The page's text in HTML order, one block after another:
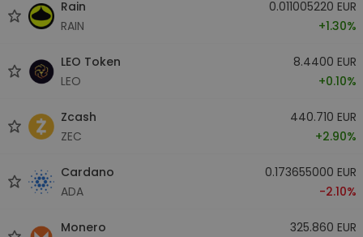
Rain
RAIN
0.011005220 EUR
+1.30%
LEO Token
LEO
8.4400 EUR
+0.10%
Zcash
ZEC
440.710 EUR
+2.90%
Cardano
ADA
0.173655000 EUR
-2.10%
Monero
325.860 EUR